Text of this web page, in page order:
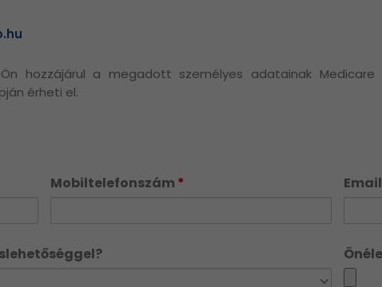
hozzájárul a megadott személyes adatainak
érheti el.
Mobiltelefonszám *